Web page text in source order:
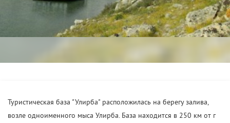
Туристическая база "Улирба" расположилась на берегу залива,
возле одноименного мыса Улирба. База находится в 250 км от г